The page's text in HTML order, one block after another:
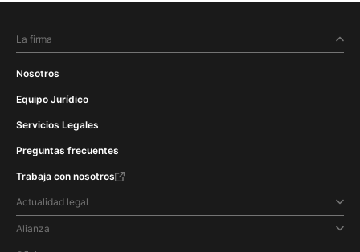
La firma
Nosotros
Equipo Jurídico
Servicios Legales
Preguntas frecuentes
Trabaja con nosotros
Actualidad legal
Alianza